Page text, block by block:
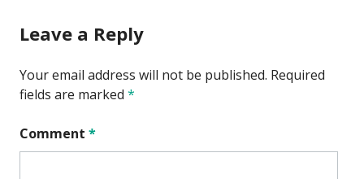
Leave a Reply
Your email address will not be published. Required
fields are marked *
Comment *